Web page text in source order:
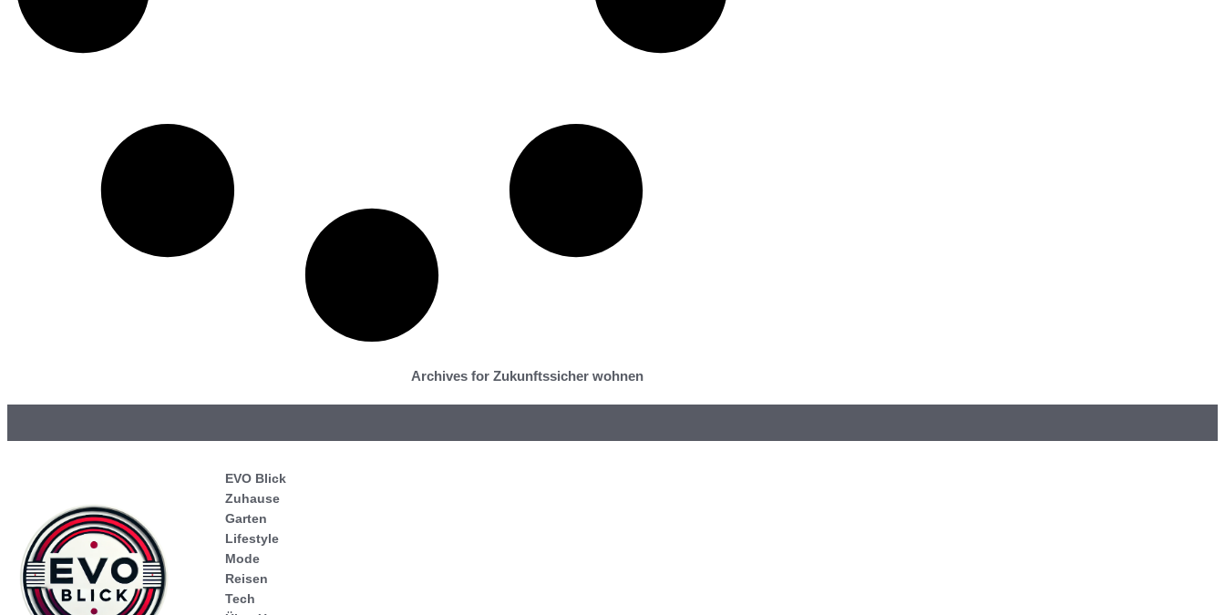
Archives for Zukunftssicher wohnen
EVO Blick
Zuhause
Garten
Lifestyle
Mode
Reisen
Tech